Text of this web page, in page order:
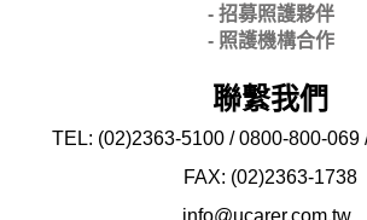
- 招募照護夥伴
- 照護機構合作
聯繫我們
TEL: (02)2363-5100 / 0800-800-069
FAX: (02)2363-1738